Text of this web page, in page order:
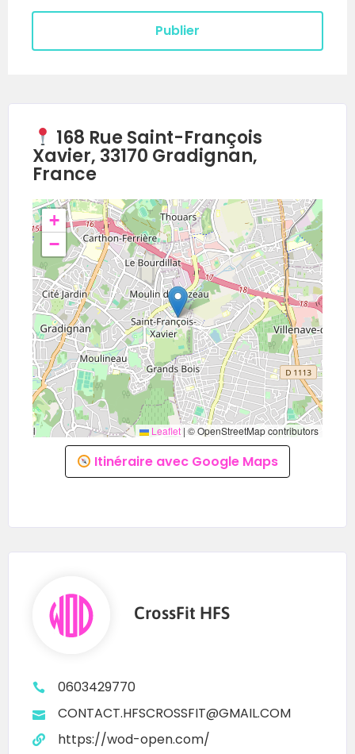
168 Rue Saint-François
Xavier, 33170 Gradignan,
France
+
−
Leaflet | © OpenStreetMap contributors
Itinéraire avec Google Maps
CrossFit HFS
0603429770
CONTACT.HFSCROSSFIT@GMAIL.COM
https://wod-open.com/